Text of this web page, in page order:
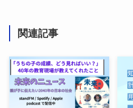
関連記事